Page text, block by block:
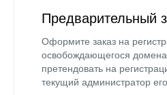
Предварительный
Оформите заказ на
освобождающегося
претендовать на
текущий администратор